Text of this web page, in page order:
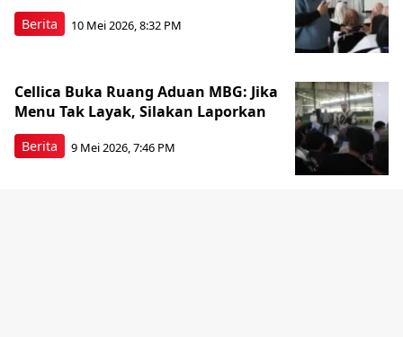
Berita 10 Mei 2026, 8:32 PM
Berita
Cellica Buka Ruang Aduan MBG: Jika
Menu Tak Layak, Silakan Laporkan
9 Mei 2026, 7:46 PM